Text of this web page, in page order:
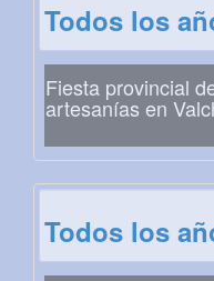
Todos los
Fiesta provincial
artesanías en
Todos los